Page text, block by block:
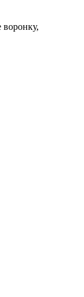
воронку,